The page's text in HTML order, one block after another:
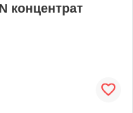
концентрат